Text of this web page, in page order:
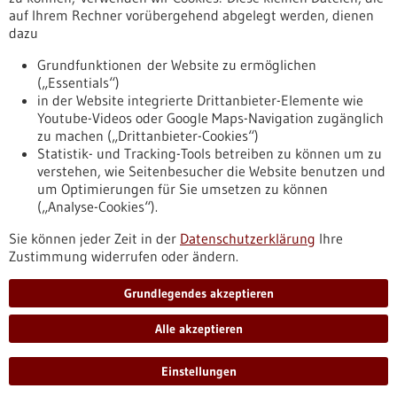
Mikroorganismen erzeugen Nährstoffe in Bioreaktoren -
12.03.2025
CO2 und H2 als Ausgangsstoffe für Proteine
und Vitamine
Landwirtschaftliche Flächen für die Versorgung der
Ergänzung haben Forschende der Arbeitsgruppe
Umweltbiotechnologie der Universität Tübingen jetzt die
nachhaltige Power-to-Vitamin-Technologie entwickelt, mit
der protein- und vitaminreiche Nahrungsmittel aus
Kohlenstoffdioxid und Wasserstoff mithilfe von
Mikroorganismen im Bioreaktor generiert werden können.
auf Ihrem Rechner vorübergehend abgelegt werden, dienen
dazu
Grundfunktionen der Website zu ermöglichen
(„Essentials“)
in der Website integrierte Drittanbieter-Elemente wie
Youtube-Videos oder Google Maps-Navigation zugänglich
zu machen („Drittanbieter-Cookies“)
Statistik- und Tracking-Tools betreiben zu können um zu
verstehen, wie Seitenbesucher die Website benutzen und
um Optimierungen für Sie umsetzen zu können
(„Analyse-Cookies“).
Sie können jeder Zeit in der Datenschutzerklärung Ihre
Zustimmung widerrufen oder ändern.
Grundlegendes akzeptieren
Alle akzeptieren
Einstellungen